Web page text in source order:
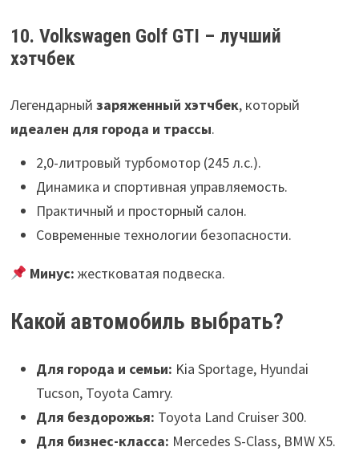
10. Volkswagen Golf GTI – лучший
хэтчбек
Легендарный заряженный хэтчбек, который
идеален для города и трассы.
2,0-литровый турбомотор (245 л.с.).
Динамика и спортивная управляемость.
Практичный и просторный салон.
Современные технологии безопасности.
Минус: жестковатая подвеска.
Какой автомобиль выбрать?
Для города и семьи: Kia Sportage, Hyundai
Tucson, Toyota Camry.
Для бездорожья: Toyota Land Cruiser 300.
Для бизнес-класса: Mercedes S-Class, BMW X5.